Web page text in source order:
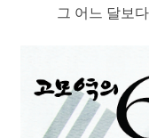
그 어느 달보